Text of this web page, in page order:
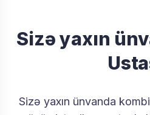
Sizə yaxın
Sizə yaxın ünvanda kombi